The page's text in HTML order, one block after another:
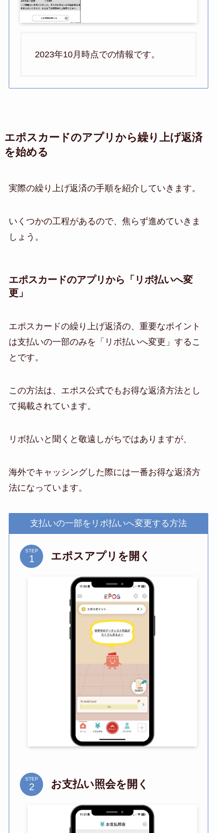
2023年10月時点での情報です。
エポスカードのアプリから繰り上げ返済
を始める
実際の繰り上げ返済の手順を紹介していきます。
いくつかの工程があるので、焦らず進めていきま
しょう。
エポスカードのアプリから「リボ払いへ変
更」
エポスカードの繰り上げ返済の、重要なポイント
は支払いの一部のみを「リボ払いへ変更」するこ
とです。
この方法は、エポス公式でもお得な返済方法とし
て掲載されています。
リボ払いと聞くと敬遠しがちではありますが、
海外でキャッシングした際には一番お得な返済方
法になっています。
支払いの一部をリボ払いへ変更する方法
STEP エポスアプリを開く
STEP お支払い照会を開く